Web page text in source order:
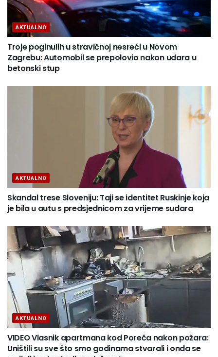
AKTUALNO
Troje poginulih u stravičnoj nesreći u Novom
Zagrebu: Automobil se prepolovio nakon udara u
betonski stup
AKTUALNO
Skandal trese Sloveniju: Taji se identitet Ruskinje koja
je bila u autu s predsjednicom za vrijeme sudara
AKTUALNO
VIDEO Vlasnik apartmana kod Poreča nakon požara:
Uništili su sve što smo godinama stvarali i onda se